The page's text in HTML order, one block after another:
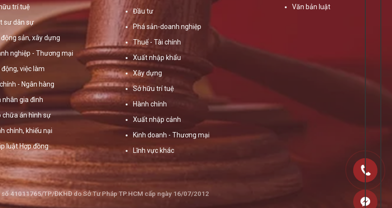
trí tuệ
sư dân sự
động sản, xây dựng
nghiệp - Thương mại
động, việc làm
- Ngân hàng
nhân gia đình
chữa án hình sự
chính, khiếu nại
luật Hợp đồng
Đầu tư
Phá sản-doanh nghiệp
Thuế - Tài chính
Xuất nhập khẩu
Xây dựng
Sở hữu trí tuệ
Hành chính
Xuất nhập cảnh
Kinh doanh - Thương mại
Lĩnh vực khác
Văn bản luật
41011765/TP/ĐKHĐ do Sở Tư Pháp TP.HCM cấp ngày 16/07/2012